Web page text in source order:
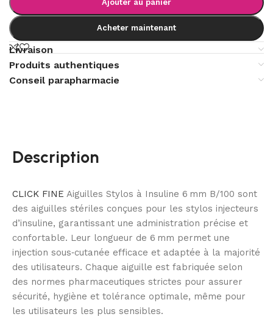
Ajouter au panier
Acheter maintenant
Livraison
Produits authentiques
Conseil parapharmacie
Description
CLICK FINE Aiguilles Stylos à Insuline 6 mm B/100 sont
des aiguilles stériles conçues pour les stylos injecteurs
d’insuline, garantissant une administration précise et
confortable. Leur longueur de 6 mm permet une
injection sous‑cutanée efficace et adaptée à la majorité
des utilisateurs. Chaque aiguille est fabriquée selon
des normes pharmaceutiques strictes pour assurer
sécurité, hygiène et tolérance optimale, même pour
les utilisateurs les plus sensibles.